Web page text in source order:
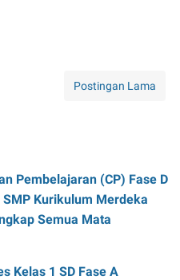
Postingan Lama
Pembelajaran (CP) Fase D
SMP Kurikulum Merdeka
Semua Mata
Kelas 1 SD Fase A